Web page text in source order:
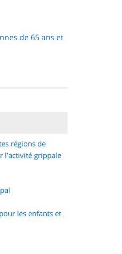
de 65 ans et
régions de
l’activité grippale
les enfants et